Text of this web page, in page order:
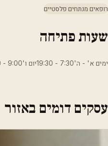
רופאים מנתחים פלסטיים
שעות פתיחה
ימים א' - ה'7:30 - 19:30יום ו'9:00 - 13:00
עסקים דומים באזור